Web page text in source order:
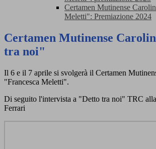
Certamen Mutinense
Meletti": Premiazione 2024
Certamen Mutinense
tra noi"
Il 6 e il 7 aprile si svolgerà il Certamen
"Francesca Meletti".
Di seguito l'intervista a "Detto tra noi" TRC
Ferrari